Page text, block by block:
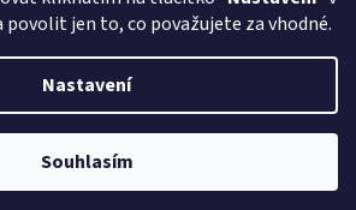
jen to, co považujete za vhodné.
Nastavení
Souhlasím
CB. Všechna práva vyhrazena.Upravit
nastavení cookies